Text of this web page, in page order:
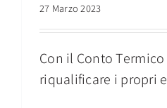
27 Marzo 2023
Con il Conto
riqualificare i propri